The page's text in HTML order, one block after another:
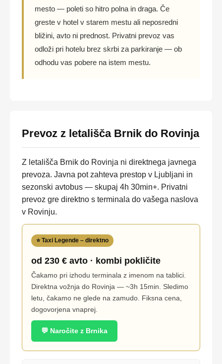
mesto — poleti so hitro polna in draga. Če
greste v hotel v starem mestu ali neposredni
bližini, avto ni prednost. Privatni prevoz vas
odloži pri hotelu brez skrbi za parkiranje — ob
odhodu vas pobere na istem mestu.
Prevoz z letališča Brnik do Rovinja
Z letališča Brnik do Rovinja ni direktnega javnega
prevoza. Javna pot zahteva prestop v Ljubljani in
sezonski avtobus — skupaj 4h 30min+. Privatni
prevoz gre direktno s terminala do vašega naslova
v Rovinju.
⭐ Taxi Legende – direktno
od 230 € avto · kombi pokličite
Čakamo pri izhodu terminala z imenom na tablici.
Direktna vožnja do Rovinja — ~3h 15min. Sledimo
letu, čakamo ne glede na zamudo. Fiksna cena,
dogovorjena vnaprej.
💬 Naročite z Brnika